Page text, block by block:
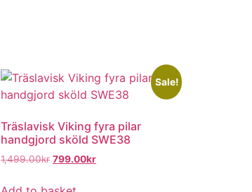
Sale!
Träslavisk Viking fyra pilar
handgjord sköld SWE38
1,499.00kr 799.00kr